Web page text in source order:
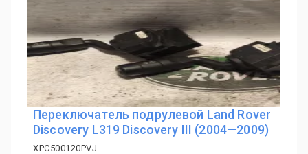
Переключатель подрулевой Land Rover
Discovery L319 Discovery III (2004—2009)
XPC500120PVJ